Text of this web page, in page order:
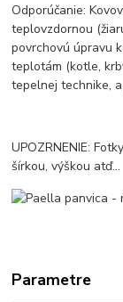
Odporúčanie:
teplovzdornou
povrchovú úpravu
teplotám (kotle,
tepelnej technike, a
UPOZRNENIE:
šírkou, výškou atď...
Parametre